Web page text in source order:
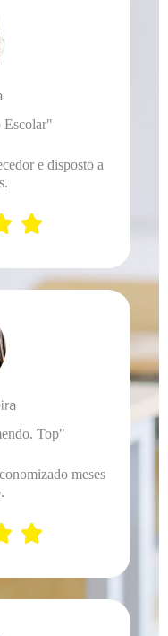
Escolar"
e disposto a

Top"
meses
